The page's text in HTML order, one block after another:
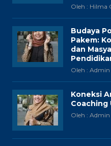
Oleh : Hilma
Budaya
Pakem:
dan
Oleh : Admin
Koneksi
Coaching
Oleh : Admin